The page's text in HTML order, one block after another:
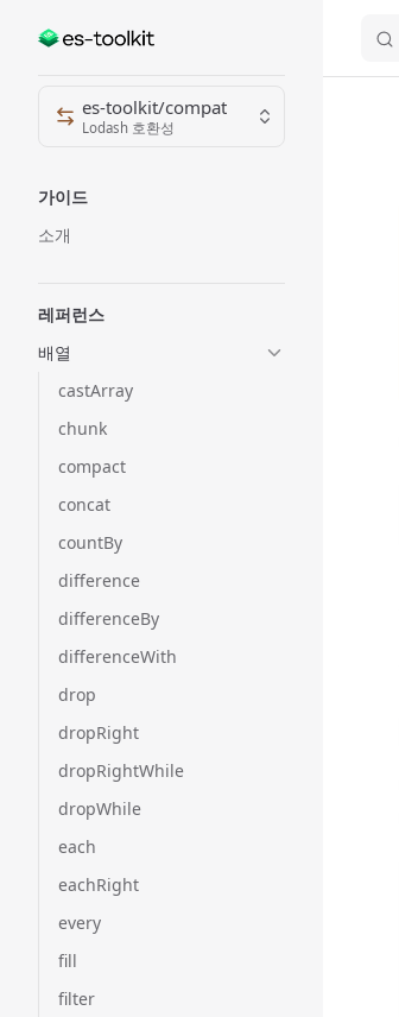
Skip to content
Sidebar Navigation
es-toolkit/compat
Lodash 호환성
가이드
소개
레퍼런스
배열
castArray
chunk
compact
concat
countBy
difference
differenceBy
differenceWith
drop
dropRight
dropRightWhile
dropWhile
each
eachRight
every
fill
filter